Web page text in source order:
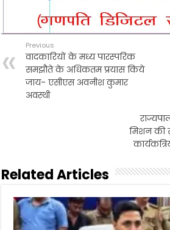
Previous
वादकारियों के मध्य पारस्परिक
समझौते के अधिकतम प्रयास किये
जाय- एसीएस अवनीश कुमार
अवस्थी
मिशन की
Related Articles